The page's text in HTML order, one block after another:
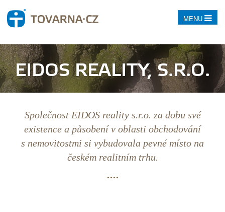
MENU
EIDOS REALITY, S.R.O.
Společnost EIDOS reality s.r.o. za dobu své
existence a působení v oblasti obchodování
s nemovitostmi si vybudovala pevné místo na
českém realitním trhu.